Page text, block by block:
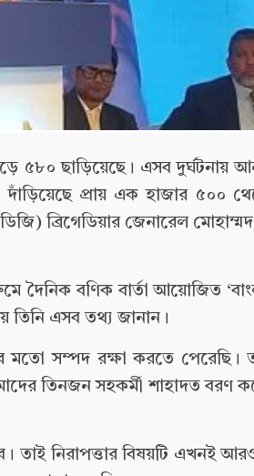
৫৮০ ছাড়িয়েছে। এসব দুর্ঘটনায়
দাঁড়িয়েছে প্রায় এক হাজার ৫০০
ব্রিগেডিয়ার জেনারেল
দৈনিক বণিক বার্তা আয়োজিত
তিনি এসব তথ্য জানান।
মতো সম্পদ রক্ষা করতে পেরেছি।
তিনজন সহকর্মী শাহাদত বরণ
তাই নিরাপত্তার বিষয়টি এখনই